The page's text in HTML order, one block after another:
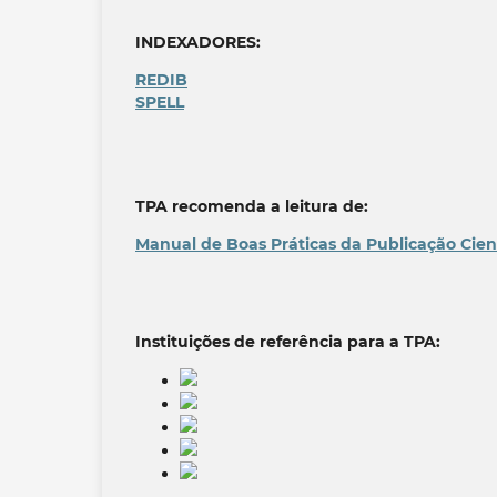
INDEXADORES:
REDIB
SPELL
TPA recomenda a leitura de:
Manual de Boas Práticas da Publicação
Instituições de referência para a TPA: